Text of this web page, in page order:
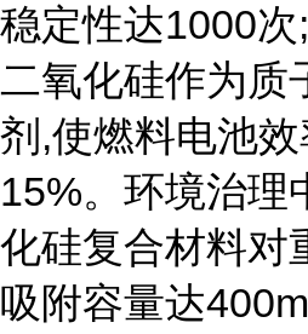
稳定性达1000
二氧化硅作为质
剂,使燃料电池
15%。环境治理
化硅复合材料对
吸附容量达